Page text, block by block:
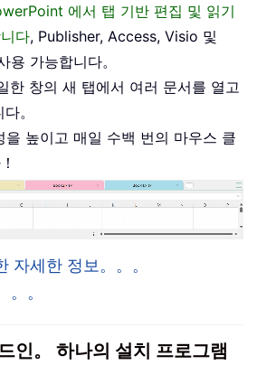
에서 탭 기반 편집 및 읽기
다, Publisher, Access, Visio 및
가능합니다。
한 창의 새 탭에서 여러 문서를 열고
。
을 높이고 매일 수백 번의 마우스 클
자세한 정보。。。
。
인。 하나의 설치 프로그램